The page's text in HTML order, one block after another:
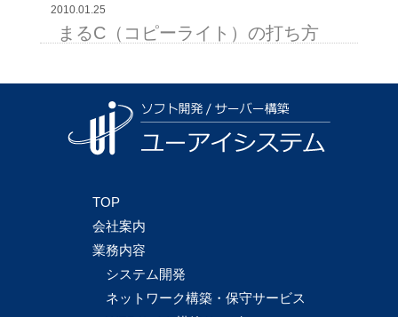
2010.01.25
まるC（コピーライト）の打ち方
TOP
会社案内
業務内容
システム開発
ネットワーク構築・保守サービス